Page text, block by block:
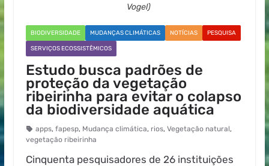
Vogel)
BIODIVERSIDADE MUDANÇAS CLIMÁTICAS NOTÍCIAS PESQUISA
SERVIÇOS ECOSSISTÊMICOS
Estudo busca padrões de
proteção da vegetação
ribeirinha para evitar o colapso
da biodiversidade aquática
apps, fapesp, Mudança climática, rios, Vegetação natural,
vegetação ribeirinha
Cinquenta pesquisadores de 26 instituições